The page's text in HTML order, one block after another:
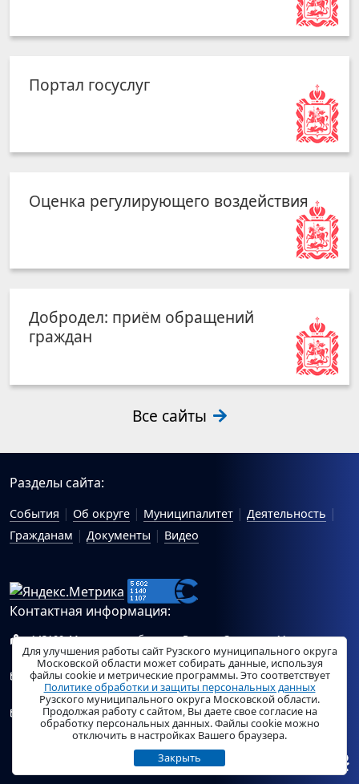
Портал госуслуг
Оценка регулирующего воздействия
Добродел: приём обращений
граждан
Все сайты
Разделы сайта:
События Об округе Муниципалитет
Деятельность
Гражданам
Документы Видео
Контактная информация:
143100, Московская область, г.Руза, ул.Солнцева, 11
Схема проезда
Общий отдел Администрации Рузского муниципального
округа:ruza_region_ruza@mosreg.ru.
Отдел по работе с обращениями граждан Администрации
Рузского муниципального округа:ruza_og_argo@mosreg.ru
Для улучшения работы сайт Рузского муниципального округа
Московской области может собирать данные, используя
файлы cookie и метрические программы. Это соответствует
Политике обработки и защиты персональных данных
Рузского муниципального округа Московской области.
Продолжая работу с сайтом, Вы даете свое согласие на
обработку персональных данных. Файлы cookie можно
отключить в настройках Вашего браузера.
Закрыть